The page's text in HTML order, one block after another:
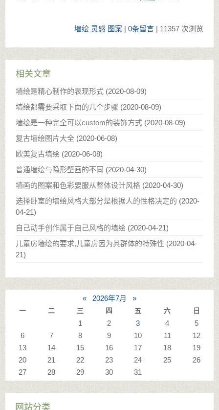
墙绘 灵感 图案 | 0条留言 | 11357 次浏览
相关文章
墙绘是精心制作的表现形式 (2020-08-09)
墙绘都需要采取下面的几个步骤 (2020-08-09)
墙绘是一种完全可以custom的装饰方式 (2020-08-09)
复古墙绘图片大全 (2020-06-08)
欧美复古墙绘 (2020-06-08)
普通墙绘与隐形壁画的不同 (2020-04-30)
墙画的图案和色彩要服从整体设计风格 (2020-04-30)
选择卧室的墙绘风格大部分是根据人的性格决定的 (2020-
04-21)
自己动手创作属于自己风格的墙绘 (2020-04-21)
儿童房墙绘的要求,儿童房因为其群体的特殊性 (2020-04-
21)
« 2026年7月 »
一 二 三 四 五 六 日
1 2 3 4
5
6
7 8 9 10 11
12
13
14 15 16 17 18
19
20
21 22 23 24 25
26
27
28 29 30 31
网站分类